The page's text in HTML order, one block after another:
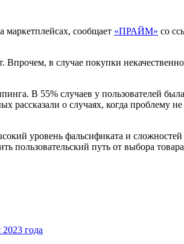
маркетплейсах, сообщает «ПРАЙМ» со
Впрочем, в случае покупки
В 55% случаев у пользователей
о случаях, когда проблему
уровень фальсификата и
путь от выбора
года